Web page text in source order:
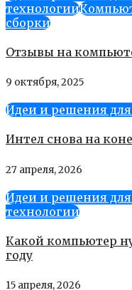
технологии
сборки
Отзывы на
9 октября, 2025
Идеи и решения
Интел снова на коне
27 апреля, 2026
Идеи и решения
технологии
Какой компьютер
году
15 апреля, 2026